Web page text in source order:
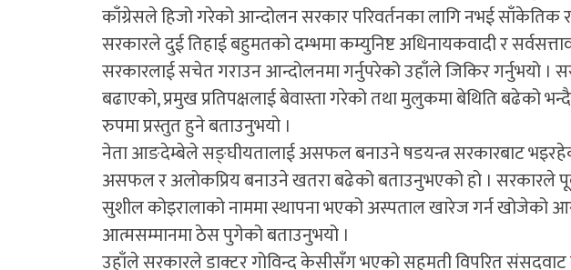
काँग्रेसले हिजो गरेको आन्दोलन सरकार परिवर्तनका लागि नभई साँकेतिक
सरकारले दुई तिहाई बहुमतको दम्भमा कम्युनिष्ट अधिनायकवादी र
सरकारलाई सचेत गराउन आन्दोलनमा गर्नुपरेको उहाँले जिकिर गर्नुभयो ।
बढाएको, प्रमुख प्रतिपक्षलाई बेवास्ता गरेको तथा मुलुकमा बेथिति
रुपमा प्रस्तुत हुने बताउनुभयो ।
नेता आङदेम्बेले सङ्घीयतालाई असफल बनाउने षडयन्त्र सरकारबाट
असफल र अलोकप्रिय बनाउने खतरा बढेको बताउनुभएको हो । सरकारले
सुशील कोइरालाको नाममा स्थापना भएको अस्पताल खारेज गर्न खोजेको
आत्मसम्मानमा ठेस पुगेको बताउनुभयो ।
उहाँले सरकारले डाक्टर गोविन्द केसीसँग भएको सहमती विपरित संसदवाट